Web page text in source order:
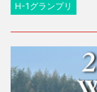
H-1グランプリ